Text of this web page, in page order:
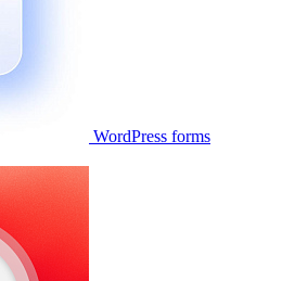
WordPress forms